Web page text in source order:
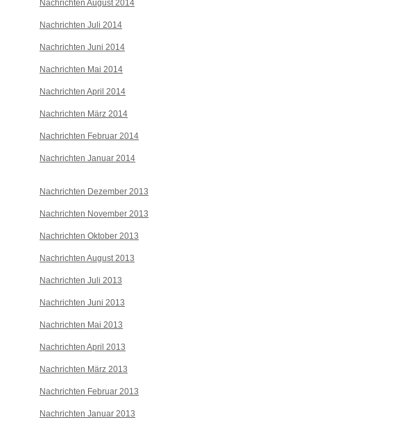
Nachrichten August 2014
Nachrichten Juli 2014
Nachrichten Juni 2014
Nachrichten Mai 2014
Nachrichten April 2014
Nachrichten März 2014
Nachrichten Februar 2014
Nachrichten Januar 2014
Nachrichten Dezember 2013
Nachrichten November 2013
Nachrichten Oktober 2013
Nachrichten August 2013
Nachrichten Juli 2013
Nachrichten Juni 2013
Nachrichten Mai 2013
Nachrichten April 2013
Nachrichten März 2013
Nachrichten Februar 2013
Nachrichten Januar 2013